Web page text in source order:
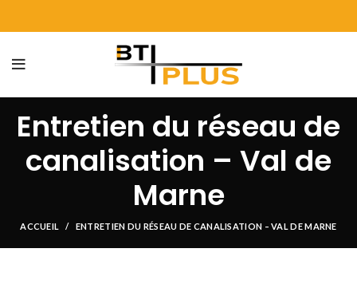
Entretien du réseau de
canalisation – Val de
Marne
ACCUEIL ENTRETIEN DU RÉSEAU DE CANALISATION – VAL DE MARNE